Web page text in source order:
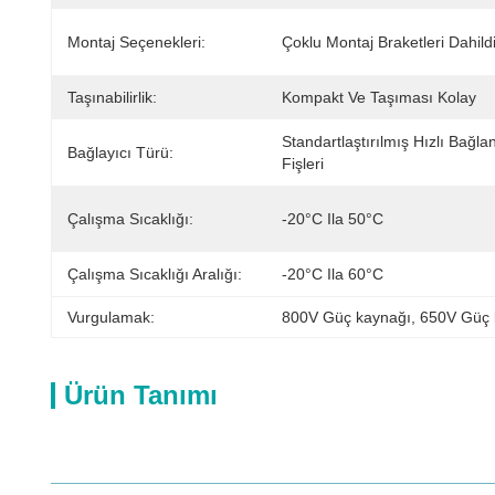
Montaj Seçenekleri: Çoklu Montaj Braketleri
Taşınabilirlik: Kompakt Ve Taşıması Kolay
Bağlayıcı Türü:
Standartlaştırılmış Hızlı
Fişleri
Çalışma Sıcaklığı: -20°C Ila 50°C
Çalışma Sıcaklığı Aralığı: -20°C Ila 60°C
Vurgulamak: 800V Güç kaynağı 650V Güç
Ürün Tanımı